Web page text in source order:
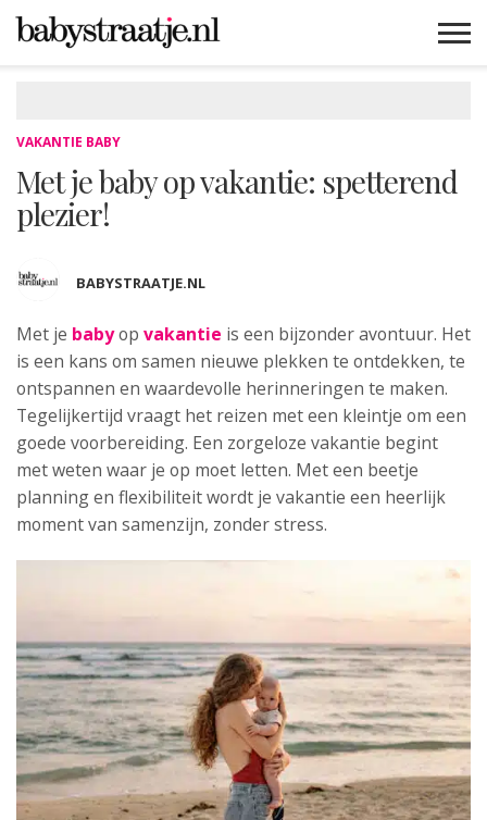
VAKANTIE BABY
Met je baby op vakantie: spetterend
plezier!
BABYSTRAATJE.NL
Met je babyop vakantie is een bijzonder avontuur. Het
is een kans om samen nieuwe plekken te ontdekken, te
ontspannen en waardevolle herinneringen te maken.
Tegelijkertijd vraagt het reizen met een kleintje om een
goede voorbereiding. Een zorgeloze vakantie begint
met weten waar je op moet letten. Met een beetje
planning en flexibiliteit wordt je vakantie een heerlijk
moment van samenzijn, zonder stress.